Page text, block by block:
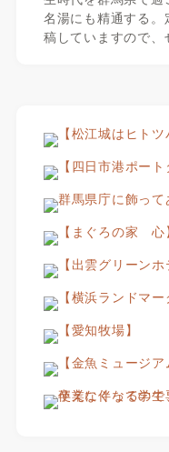
名湯にも精通する
稿していますので、